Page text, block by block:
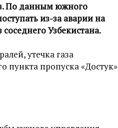
По данным южного
из-за аварии на
Узбекистана.
утечка газа
пункта пропуска «Достук»